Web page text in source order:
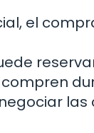
el
las